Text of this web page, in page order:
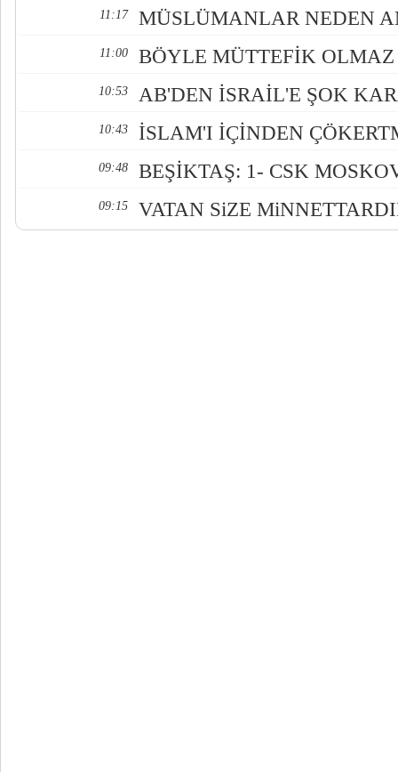
11:17 MÜSLÜMANLAR NEDEN
11:00 BÖYLE MÜTTEFİK
10:53 AB'DEN İSRAİL'E ŞOK
10:43 İSLAM'I İÇİNDEN
09:48 BEŞİKTAŞ: 1- CSK
09:15 VATAN SiZE